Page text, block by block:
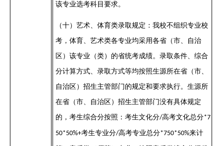
该专业选考科目要求。
（十） 艺术、体育类录取规定：我校不组织专业校
考，体育、艺术类各专业均采用各省（市、自治
区）该专业（类）的省统考成绩。录取条件、综合
分计算方式、录取方式等均按照生源所在省（市、
自治区）招生主管部门的规定和要求执行。生源所
在省（市、自治区）招生主管部门没有具体规定
的，考生综合分按照：考生文化分/高考文化总分*7
50*50%+考生专业分/高考专业总分*750*50%来计